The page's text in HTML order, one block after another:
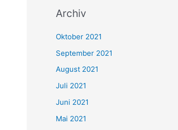
h
e
n
h
:
Archiv
Oktober 2021
September 2021
August 2021
Juli 2021
Juni 2021
Mai 2021